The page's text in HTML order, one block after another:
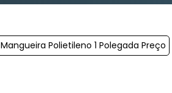
Mangueira Polietileno 1 Polegada Preço